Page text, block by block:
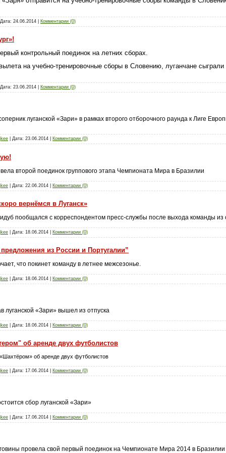
24.06.2014 Комментарии (0)
контрольный поединок на летних сборах.
на учебно-тренировочные сборы в Словению, луганчане
23.06.2014 Комментарии (0)
луганской «Зари» в рамках второго отборочного раунда к Лиге
| Дата: 23.06.2014 Комментарии (0)
второй поединок группового этапа Чемпионата Мира в Бразилии
| Дата: 22.06.2014 Комментарии (0)
вернёмся в Луганск»
пообщался с корреспондентом пресс-службы после выхода команды из
| Дата: 18.06.2014 Комментарии (0)
из России и Португалии”
что покинет команду в летнее межсезонье.
| Дата: 18.06.2014 Комментарии (0)
луганской «Зари» вышел из отпуска
| Дата: 18.06.2014 Комментарии (0)
об аренде двух футболистов
об аренде двух футболистов
| Дата: 17.06.2014 Комментарии (0)
сбор луганской «Зари»
| Дата: 17.06.2014 Комментарии (0)
провела свой первый поединок на Чемпионате Мира 2014 в Бразилии